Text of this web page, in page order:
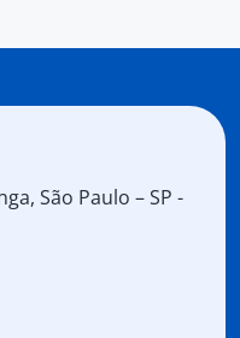
São Paulo – SP -